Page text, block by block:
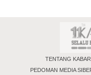
TENTANG
PEDOMAN MEDIA